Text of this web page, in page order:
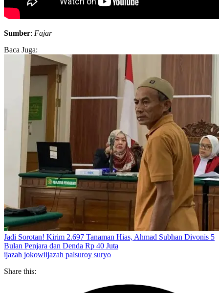
Sumber: Fajar
Baca Juga:
Jadi Sorotan! Kirim 2.697 Tanaman Hias, Ahmad Subhan Divonis 5
Bulan Penjara dan Denda Rp 40 Juta
ijazah jokowiijazah palsuroy suryo
Share this: